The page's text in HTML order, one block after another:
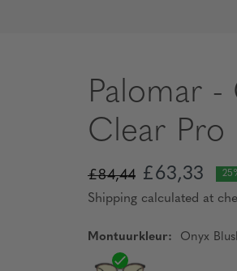
Palomar
Clear Pro
£84,44 £63,33
Shipping calculated at
Montuurkleur: Onyx